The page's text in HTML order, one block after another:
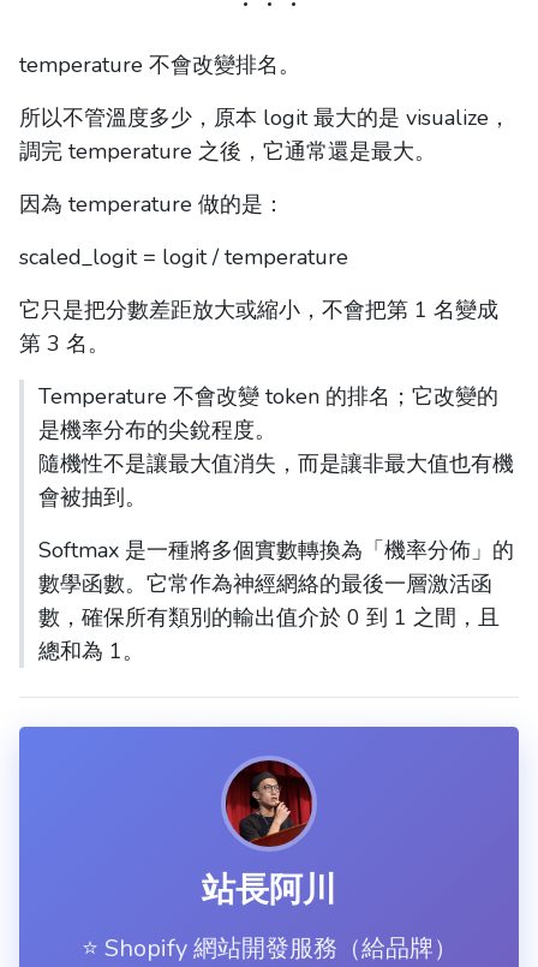
temperature 不會改變排名。
所以不管溫度多少，原本 logit 最大的是 visualize，
調完 temperature 之後，它通常還是最大。
因為 temperature 做的是：
scaled_logit = logit / temperature
它只是把分數差距放大或縮小，不會把第 1 名變成
第 3 名。
Temperature 不會改變 token 的排名；它改變的
是機率分布的尖銳程度。
隨機性不是讓最大值消失，而是讓非最大值也有機
會被抽到。
Softmax 是一種將多個實數轉換為「機率分佈」的
數學函數。它常作為神經網絡的最後一層激活函
數，確保所有類別的輸出值介於 0 到 1 之間，且
總和為 1。
站長阿川
⭐️ Shopify 網站開發服務（給品牌）